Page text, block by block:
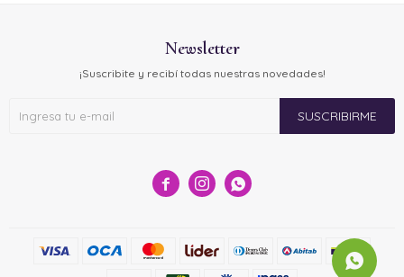
  
Newsletter
¡Suscribite y recibí todas nuestras novedades!
SUSCRIBIRME